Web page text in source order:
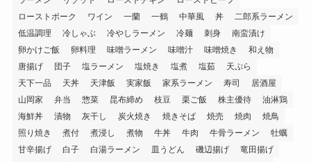
ローストポーク
ワイン 一蘭 一鶴 中華風 丼
二郎系ラーメン
低温調理
冷しゃぶ 冷やしラーメン 冷麺 刺身
南蛮漬け
卵かけご飯
卵料理 味噌ラーメン 味噌汁 味噌焼き
和え物
唐揚げ
団子 塩ラーメン 塩焼き 塩煮 塩茹
天ぷら
天下一品
天丼 天津飯 実家飯 家系ラーメン 寿司
居酒屋
山岡家
弁当 惣菜 昆布締め 枝豆 栗ご飯 株主優待
油淋鶏
海鮮丼
漬物 灰干し 炭火焼き 焼きそば 焼売 焼肉
焼鳥
照り焼き
煮付 煮浸し 煮物 牛丼 牛肉 牛骨ラーメン
牡蠣
甘辛揚げ
白子 白湯ラーメン 皿うどん 磯辺揚げ
竜田揚げ